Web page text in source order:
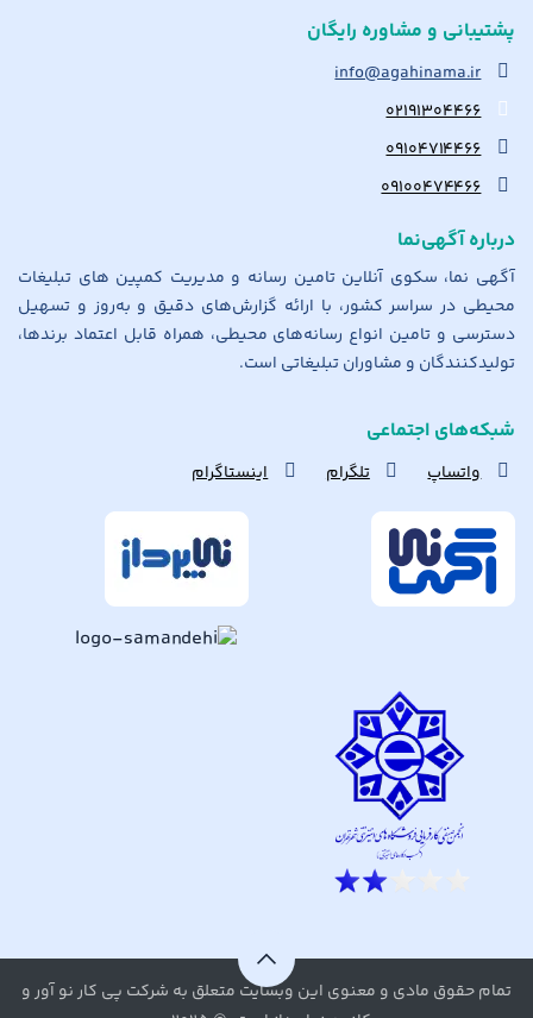
پشتیبانی و مشاوره رایگان
info@agahinama.ir
۰۲۱۹۱۳۰۴۴۶۶
۰۹۱۰۴۷۱۴۴۶۶
۰۹۱۰۰۴۷۴۴۶۶
درباره آگهی‌نما
آگهی نما، سکوی آنلاین تامین رسانه و مدیریت کمپین های تبلیغات
محیطی در سراسر کشور، با ارائه گزارش‌های دقیق و به‌روز و تسهیل
دسترسی و تامین انواع رسانه‌های محیطی، همراه قابل اعتماد برندها،
تولیدکنندگان و مشاوران تبلیغاتی است.
شبکه‌های اجتماعی
واتساپ تلگرام اینستاگرام
تمام حقوق مادی و معنوی این وبسایت متعلق به شرکت پی کار نو آور و